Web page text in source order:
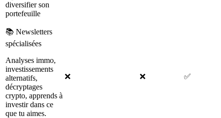
diversifier son
portefeuille
📚 Newsletters
spécialisées
Analyses immo,
investissements
alternatifs,
décryptages
crypto, apprends à
investir dans ce
que tu aimes.
❌ ❌ ✅